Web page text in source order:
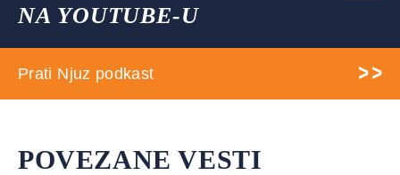
NA YOUTUBE-U
Prati Njuz podkast
POVEZANE VESTI